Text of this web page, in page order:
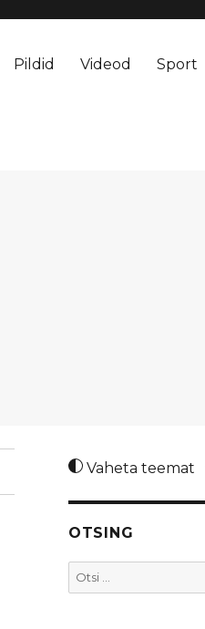
Pildid Videod Sport
Vaheta teemat
OTSING
Otsi: